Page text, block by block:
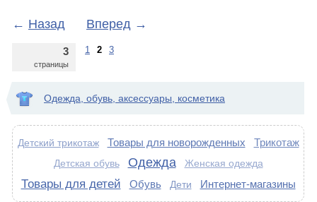
← Назад Вперед →
3
страницы
1 2 3
Одежда, обувь, аксессуары, косметика
Детский трикотаж Товары для новорожденных Трикотаж
Детская обувь Одежда Женская одежда
Товары для детей Обувь Дети Интернет-магазины